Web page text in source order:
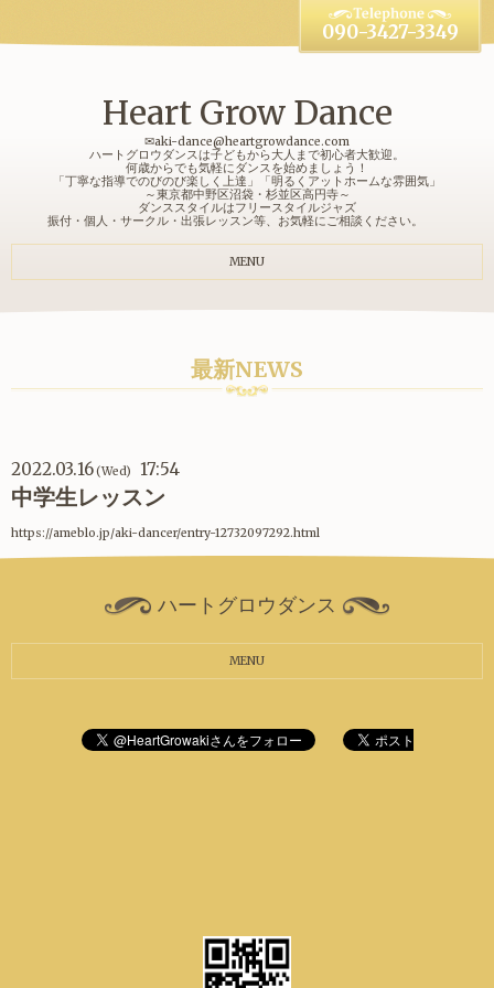
Heart Grow Dance
✉aki-dance@heartgrowdance.com
ハートグロウダンスは子どもから大人まで初心者大歓迎。
何歳からでも気軽にダンスを始めましょう！
「丁寧な指導でのびのび楽しく上達」「明るくアットホームな雰囲気」
～東京都中野区沼袋・杉並区高円寺～
ダンススタイルはフリースタイルジャズ
振付・個人・サークル・出張レッスン等、お気軽にご相談ください。
090-3427-3349
MENU
最新NEWS
2022.03.16(Wed) 17:54
中学生レッスン
https://ameblo.jp/aki-dancer/entry-12732097292.html
ハートグロウダンス
MENU